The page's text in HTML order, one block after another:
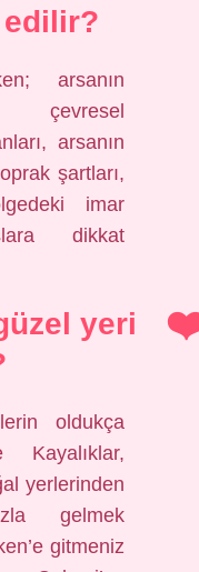
arsanın
çevresel
arsanın
şartları,
imar
dikkat
yeri
oldukça
yerlerinden
gelmek
gitmeniz